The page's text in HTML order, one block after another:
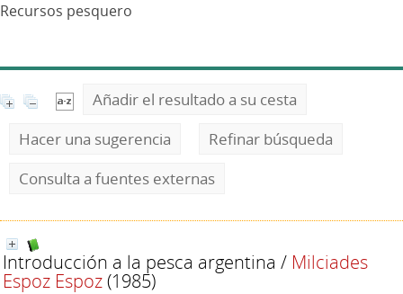
Recursos pesquero
Añadir el resultado a su cesta
Hacer una sugerencia
Refinar búsqueda
Consulta a fuentes externas
Introducción a la pesca argentina / Milciades
Espoz Espoz(1985)